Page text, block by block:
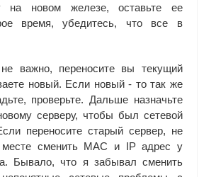
на новом железе, оставьте ее
время, убедитесь, что все в
важно, переносите вы текущий
новый. Если новый - то так же
проверьте. Дальше назначьте
серверу, чтобы был сетевой
переносите старый сервер, не
сменить MAC и IP адрес у
Бывало, что я забывал сменить